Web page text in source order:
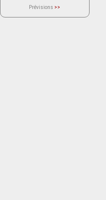
Prévisions >>
actuellement aucune prévision